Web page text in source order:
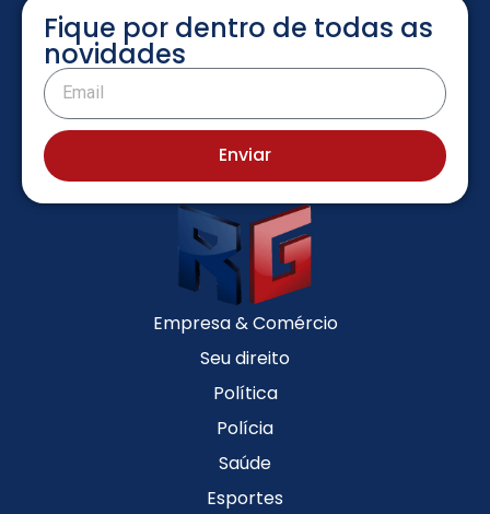
Fique por dentro de todas as
novidades
Enviar
Empresa & Comércio
Seu direito
Política
Polícia
Saúde
Esportes